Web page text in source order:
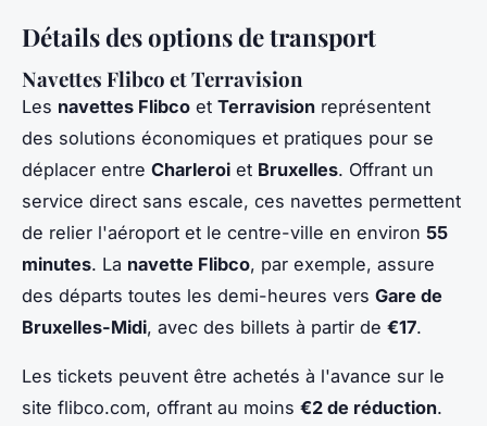
Détails des options de transport
Navettes Flibco et Terravision
Les navettes Flibco et Terravision représentent
des solutions économiques et pratiques pour se
déplacer entre Charleroi et Bruxelles. Offrant un
service direct sans escale, ces navettes permettent
de relier l'aéroport et le centre-ville en environ 55
minutes. La navette Flibco, par exemple, assure
des départs toutes les demi-heures vers Gare de
Bruxelles-Midi, avec des billets à partir de €17.
Les tickets peuvent être achetés à l'avance sur le
site flibco.com, offrant au moins €2 de réduction.